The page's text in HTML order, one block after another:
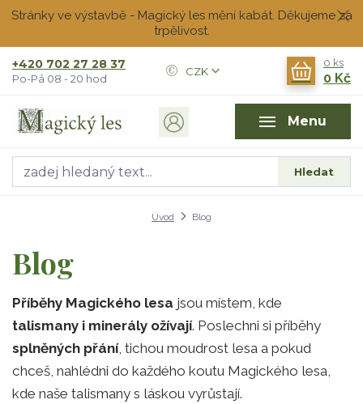
Stránky ve výstavbě - Magický les mění kabát. Děkujeme za
trpělivost.
Menu
CZK
Hledat
+420 702 27 28 37
Po-Pá 08 - 20 hod
0 ks
0 Kč
Úvod Blog
Blog
Příběhy Magického lesa jsou místem, kde
talismany i minerály ožívají. Poslechni si příběhy
splněných přání, tichou moudrost lesa a pokud
chceš, nahlédni do každého koutu Magického lesa,
kde naše talismany s láskou vyrůstají.